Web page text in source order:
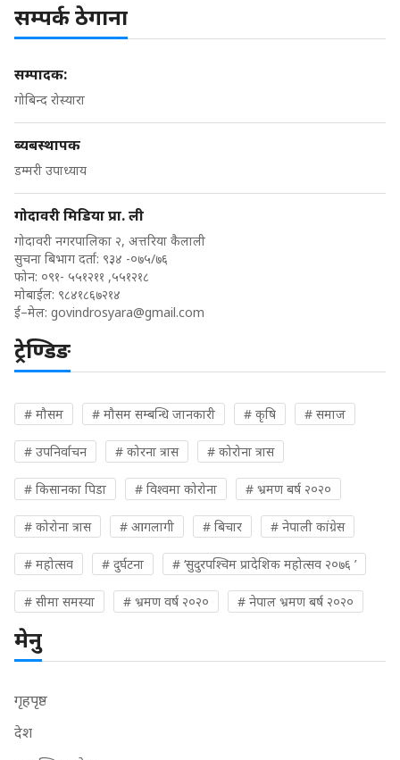
सम्पर्क ठेगाना
सम्पादक:
गोबिन्द रोस्यारा
ब्यबस्थापक
डम्मरी उपाध्याय
गोदावरी मिडिया प्रा. ली
गोदावरी नगरपालिका २, अत्तरिया कैलाली
सुचना बिभाग दर्ता: ९३४ -०७५/७६
फोन: ०९१- ५५१२११ ,५५१२१८
मोबाईल: ९८४१८६७२१४
ई–मेल: govindrosyara@gmail.com
ट्रेण्डिङ
# मौसम # मौसम सम्बन्धि जानकारी # कृषि # समाज
# उपनिर्वाचन # कोरना त्रास # कोरोना त्रास
# किसानका पिडा # विश्वमा कोरोना # भ्रमण बर्ष २०२०
# कोरोना त्रास # आगलागी # बिचार # नेपाली कांग्रेस
# महोत्सव # दुर्घटना # ‘सुदुरपश्चिम प्रादेशिक महोत्सव २०७६ ’
# सीमा समस्या # भ्रमण वर्ष २०२० # नेपाल भ्रमण बर्ष २०२०
मेनु
गृहपृष्ठ
देश